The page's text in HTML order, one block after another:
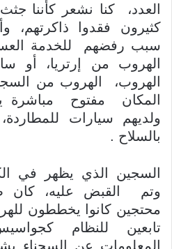
العدد، كنا نشعر كأننا
كثيرون فقدوا ذاكرتهم،
سبب رفضهم للخدمة
الهروب من إرتريا، أو
الهروب، الهروب من
المكان مفتوح
ولديهم سيارات
بالسلاح .
السجين الذي يظهر في
وتم القبض عليه،
محتجين كانوا يخططون
تابعين للنظام
المعلومات عن السجناء